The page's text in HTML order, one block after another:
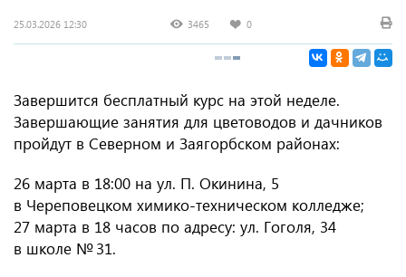
25.03.2026 12:30 3465 0
Завершится бесплатный курс на этой неделе.
Завершающие занятия для цветоводов и дачников
пройдут в Северном и Заягорбском районах:
26 марта в 18:00 на ул. П. Окинина, 5
в Череповецком химико-техническом колледже;
27 марта в 18 часов по адресу: ул. Гоголя, 34
в школе № 31.